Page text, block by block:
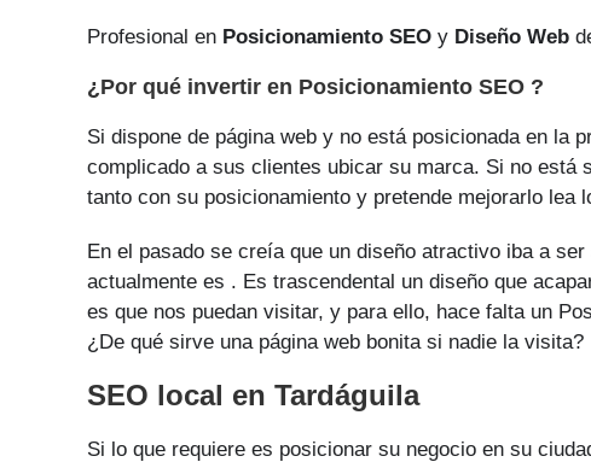
Profesional en Posicionamiento SEO y Diseño Web
¿Por qué invertir en Posicionamiento SEO ?
Si dispone de página web y no está posicionada en la
complicado a sus clientes ubicar su marca. Si no está
tanto con su posicionamiento y pretende mejorarlo lea
En el pasado se creía que un diseño atractivo iba a
actualmente es . Es trascendental un diseño que
es que nos puedan visitar, y para ello, hace falta un
¿De qué sirve una página web bonita si nadie la visita?
SEO local en Tardáguila
Si lo que requiere es posicionar su negocio en su